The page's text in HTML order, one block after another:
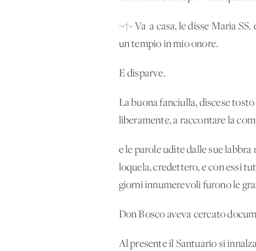
¬†- Va' a casa, le disse Maria
un tempio in mio onore.
E disparve.
La buona fanciulla, discese
liberamente, a raccontare la
e le parole udite dalle sue
loquela, credettero, e con essi
giorni innumerevoli furono le
Don Bosco aveva cercato
Al presente il Santuario si